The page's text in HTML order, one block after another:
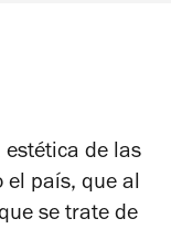
estética de las
el país, que al
se trate de